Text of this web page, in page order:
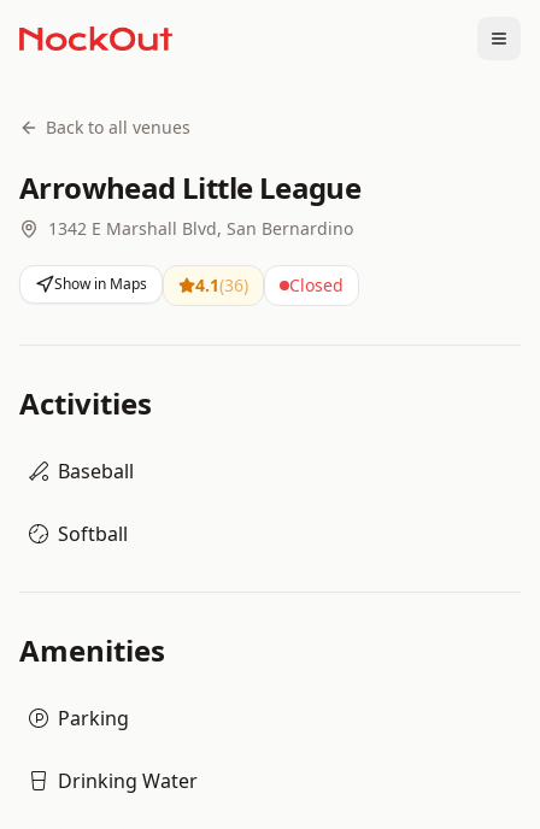
Back to all venues
Arrowhead Little League
1342 E Marshall Blvd, San Bernardino
Show in Maps 4.1(36) Closed
Activities
Baseball
Softball
Amenities
Parking
Drinking Water